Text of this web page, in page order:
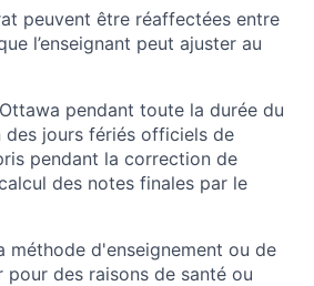
peuvent être réaffectées entre
l’enseignant peut ajuster au
pendant toute la durée du
jours fériés officiels de
pendant la correction de
des notes finales par le
méthode d'enseignement ou de
des raisons de santé ou